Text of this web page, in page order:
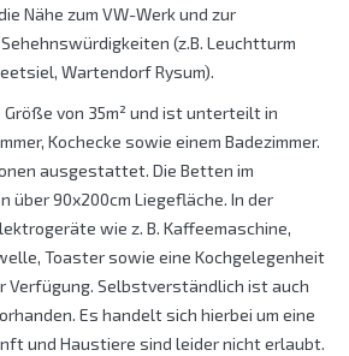
Nähe zum VW-Werk und zur
(z.B. Leuchtturm
Wartendorf Rysum).
von 35m² und ist unterteilt in
Kochecke sowie einem Badezimmer.
ausgestattet. Die Betten im
über 90x200cm Liegefläche. In der
wie z. B. Kaffeemaschine,
Toaster sowie eine Kochgelegenheit
Verfügung. Selbstverständlich ist auch
Es handelt sich hierbei um eine
und Haustiere sind leider nicht erlaubt.